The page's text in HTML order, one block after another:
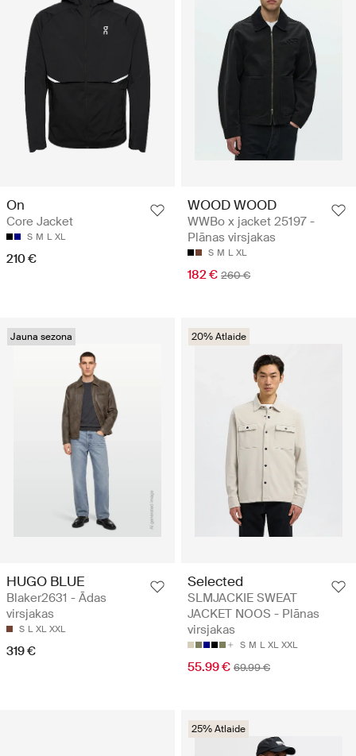
On
Core Jacket
S M L XL
210 €
WOOD WOOD
WWBo x jacket 25197 -
Plānas virsjakas
S M L XL
182 € 260 €
Jauna sezona
HUGO BLUE
Blaker2631 - Ādas
virsjakas
S L XL XXL
319 €
20% Atlaide
Selected
SLMJACKIE SWEAT
JACKET NOOS - Plānas
virsjakas
S M L XL XXL
55.99 € 69.99 €
25% Atlaide